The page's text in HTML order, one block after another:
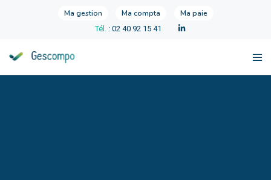
Ma gestion Ma compta Ma paie
Tél. : 02 40 92 15 41